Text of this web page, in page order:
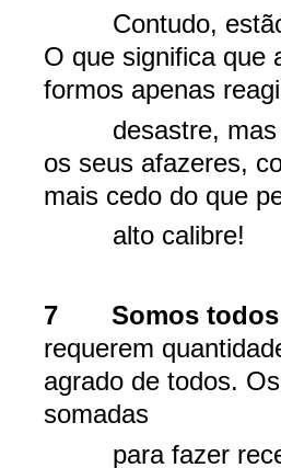
Contudo, estão
O que significa que
formos apenas
desastre, mas
os seus afazeres,
mais cedo do que
alto calibre!
7 Somos todos
requerem
agrado de todos.
somadas
para fazer